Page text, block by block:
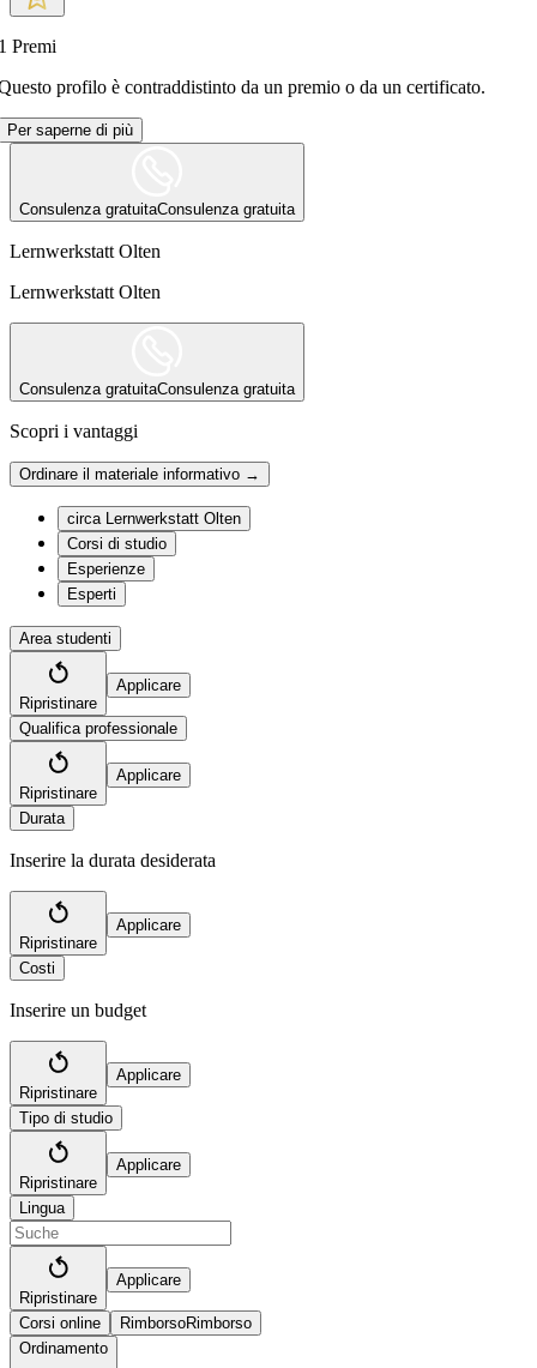
Premi
profilo è contraddistinto da un premio o da un certificato.
Per saperne di più
Consulenza gratuitaConsulenza gratuita
Lernwerkstatt Olten
Lernwerkstatt Olten
Consulenza gratuitaConsulenza gratuita
Scopri i vantaggi
Ordinare il materiale informativo →
circa Lernwerkstatt Olten
Corsi di studio
Esperienze
Esperti
Area studenti
Ripristinare
Applicare
Qualifica professionale
Ripristinare
Applicare
Durata
Inserire la durata desiderata
Ripristinare
Applicare
Costi
Inserire un budget
Ripristinare
Applicare
Tipo di studio
Ripristinare
Applicare
Lingua
Ripristinare
Applicare
Corsi online RimborsoRimborso
Ordinamento